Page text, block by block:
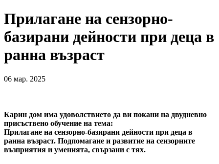
Прилагане на сензорно-
базирани дейности при деца в
ранна възраст
06 мар. 2025
Карин дом има удоволствието да ви покани на двудневно
присъствено обучение на тема:
Прилагане на сензорно-базирани дейности при деца в
ранна възраст. Подпомагане и развитие на сензорните
възприятия и уменията, свързани с тях.